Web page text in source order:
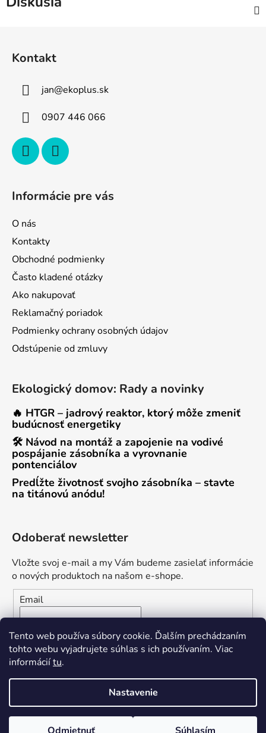
Tento web používa súbory cookie. Ďalším prechádzaním
tohto webu vyjadrujete súhlas s ich používaním. Viac
informáciítu.
Nastavenie
Kontakt
jan@ekoplus.sk
0907 446 066
Informácie pre vás
O nás
Kontakty
Obchodné podmienky
Často kladené otázky
Ako nakupovať
Reklamačný poriadok
Podmienky ochrany osobných údajov
Odstúpenie od zmluvy
Ekologický domov: Rady a novinky
🔥 HTGR – jadrový reaktor, ktorý môže zmeniť
budúcnosť energetiky
🛠 Návod na montáž a zapojenie na vodivé
pospájanie zásobníka a vyrovnanie
pontenciálov
Predĺžte životnosť svojho zásobníka – stavte
na titánovú anódu!
Odoberať newsletter
Vložte svoj e-mail a my Vám budeme zasielať informácie
o nových produktoch na našom e-shope.
Email
Vložením e-mailu súhlasíte s
podmienkami ochrany
osobných údajov